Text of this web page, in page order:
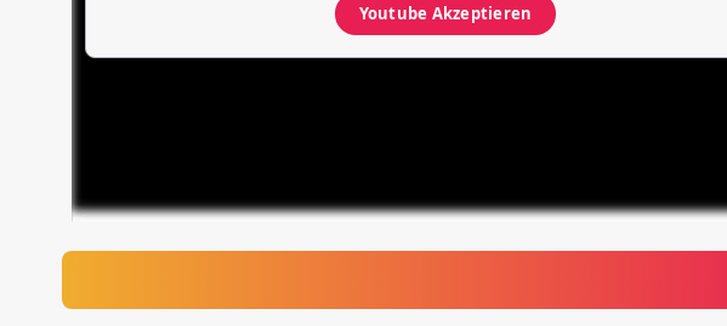
Youtube Akzeptieren